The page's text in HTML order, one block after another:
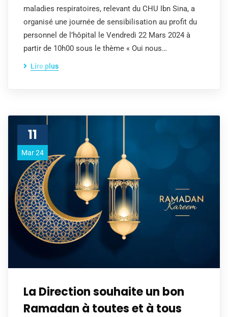
maladies respiratoires, relevant du CHU Ibn Sina, a
organisé une journée de sensibilisation au profit du
personnel de l’hôpital le Vendredi 22 Mars 2024 à
partir de 10h00 sous le thème « Oui nous…
Lire plus
11
Mar 24
La Direction souhaite un bon
Ramadan à toutes et à tous